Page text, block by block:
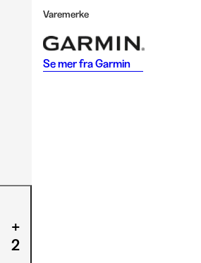
+
2
Varemerke
Se mer fraGarmin